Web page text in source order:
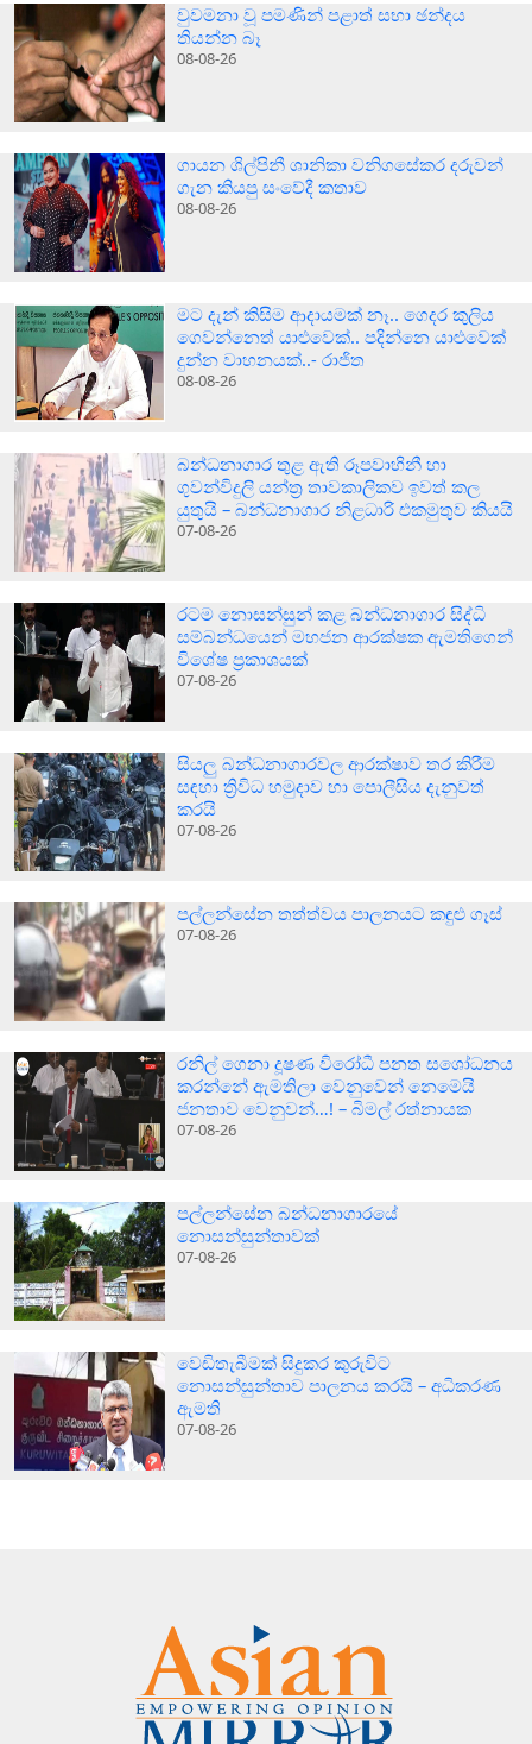
වුවමනා වූ පමණින් පළාත් සභා ඡන්දය
තියන්න බෑ
08-08-26
ගායන ශිල්පිනී ශානිකා වනිගසේකර දරුවන්
ගැන කියපු සංවේදී කතාව
08-08-26
මට දැන් කිසිම ආදායමක් නෑ.. ගෙදර කුලිය
ගෙවන්නෙත් යාළුවෙක්.. පදින්නෙ යාළුවෙක්
දුන්න වාහනයක්..- රාජිත
08-08-26
බන්ධනාගාර තුළ ඇති රූපවාහිනී හා
ගුවන්විදුලි යන්ත්‍ර තාවකාලිකව ඉවත් කල
යුතුයි – බන්ධනාගාර නිළධාරි එකමුතුව කියයි
07-08-26
රටම නොසන්සුන් කළ බන්ධනාගාර සිද්ධි
සම්බන්ධයෙන් මහජන ආරක්ෂක ඇමතිගෙන්
විශේෂ ප්‍රකාශයක්
07-08-26
සියලු බන්ධනාගාරවල ආරක්ෂාව තර කිරීම
සඳහා ත්‍රිවිධ හමුදාව හා පොලීසිය දැනුවත්
කරයි
07-08-26
පල්ලන්සේන තත්ත්වය පාලනයට කඳුළු ගෑස්
07-08-26
රනිල් ගෙනා දූෂණ විරෝධී පනත සශෝධනය
කරන්නේ ඇමතිලා වෙනුවෙන් නෙමෙයි
ජනතාව වෙනුවන්…! – බිමල් රත්නායක
07-08-26
පල්ලන්සේන බන්ධනාගාරයේ
නොසන්සුන්තාවක්
07-08-26
වෙඩිතැබීමක් සිදුකර කුරුවිට
නොසන්සුන්තාව පාලනය කරයි – අධිකරණ
ඇමති
07-08-26